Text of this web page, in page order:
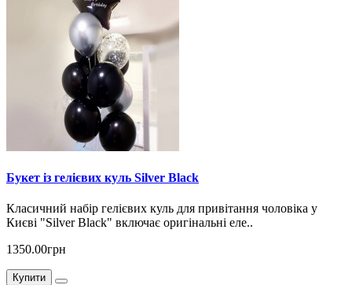
Букет із гелієвих куль Silver Black
Класичний набір гелієвих куль для привітання чоловіка у
Києві "Silver Black" включає оригінальні еле..
1350.00грн
Купити